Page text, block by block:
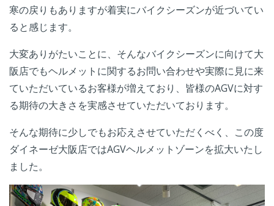
寒の戻りもありますが着実にバイクシーズンが近づいてい
ると感じます。
大変ありがたいことに、そんなバイクシーズンに向けて大
阪店でもヘルメットに関するお問い合わせや実際に見に来
ていただいているお客様が増えており、皆様のAGVに対す
る期待の大きさを実感させていただいております。
そんな期待に少しでもお応えさせていただくべく、この度
ダイネーゼ大阪店ではAGVヘルメットゾーンを拡大いたし
ました。